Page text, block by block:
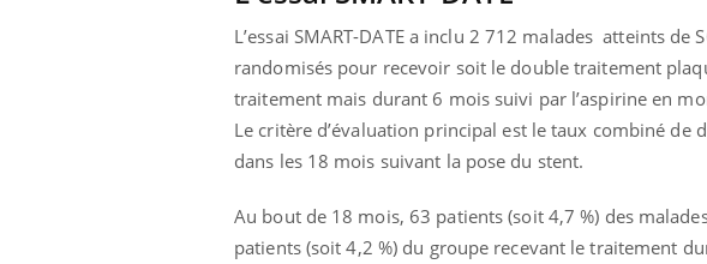
L’essai SMART-DATE a inclu 2 712 malades atteints
randomisés pour recevoir soit le double traitement
traitement mais durant 6 mois suivi par l’aspirine en
Le critère d’évaluation principal est le taux combiné de
dans les 18 mois suivant la pose du stent.
Au bout de 18 mois, 63 patients (soit 4,7 %) des
patients (soit 4,2 %) du groupe recevant le traitement